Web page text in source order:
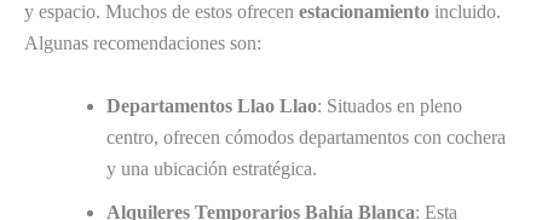
y espacio. Muchos de estos ofrecen estacionamiento incluido.
Algunas recomendaciones son:
Departamentos Llao Llao: Situados en pleno
centro, ofrecen cómodos departamentos con cochera
y una ubicación estratégica.
Alquileres Temporarios Bahía Blanca: Esta